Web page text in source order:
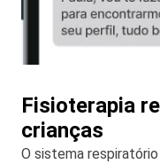
Fisioterapia
crianças
O sistema